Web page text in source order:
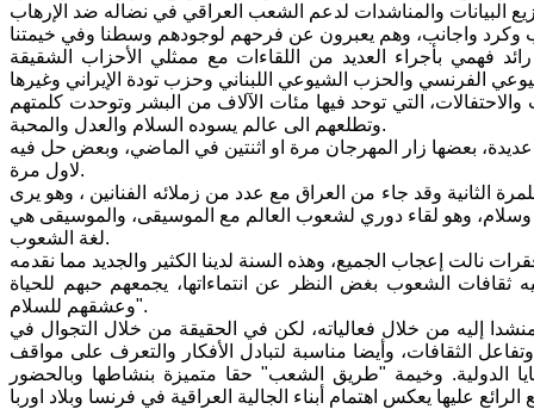
فهمي بأجراء العديد من اللقاءات مع ممثلي الأحزاب الشقيقة
التي توحد فيها مئات الآلاف من البشر وتوحدت كلمتهم
وتطلعهم الى عالم يسوده السلام والعدل والمحبة.
بعضها زار المهرجان مرة او اثنتين في الماضي، وبعض حل فيه
لاول مرة.
الثانية وقد جاء من العراق مع عدد من زملائه الفنانين ، وهو يرى
وهو لقاء دوري لشعوب العالم مع الموسيقى، والموسيقى هي
لغة الشعوب.
ثقافات الشعوب بغض النظر عن انتماءاتها، يجمعهم حبهم للحياة
وعشقهم للسلام".
إليه من خلال فعالياته، لكن في الحقيقة من خلال التجوال في
الثقافات، وأيضا مناسبة لتبادل الأفكار والتعرف على مواقف
الدولية. وخيمة "طريق الشعب" حقا متميزة بنشاطها وبالحضور
عليها يعكس اهتمام أبناء الجالية العراقية في فرنسا وبلاد اوربا